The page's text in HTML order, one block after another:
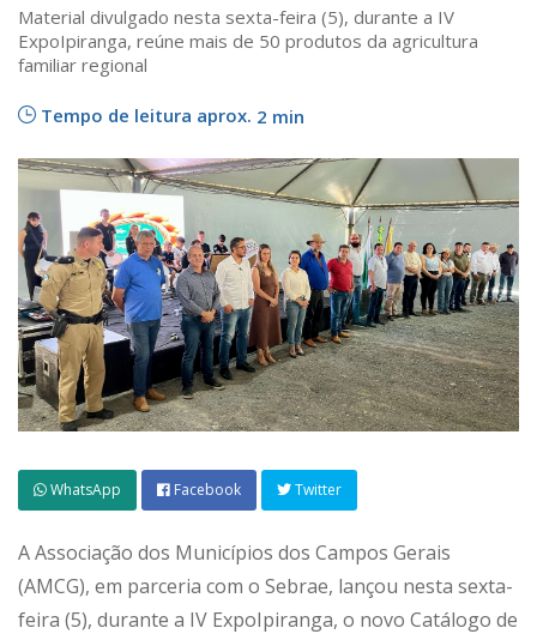
Material divulgado nesta sexta-feira (5), durante a IV
ExpoIpiranga, reúne mais de 50 produtos da agricultura
familiar regional
Tempo de leitura aprox. 2 min
WhatsApp Facebook Twitter
A Associação dos Municípios dos Campos Gerais
(AMCG), em parceria com o Sebrae, lançou nesta sexta-
feira (5), durante a IV ExpoIpiranga, o novo Catálogo de